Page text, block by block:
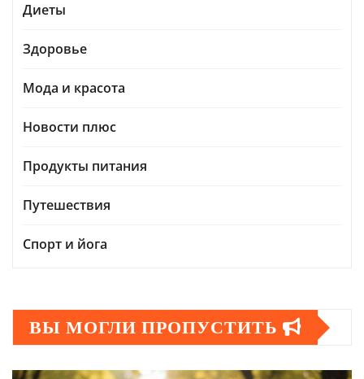
Диеты
Здоровье
Мода и красота
Новости плюс
Продукты питания
Путешествия
Спорт и йога
ВЫ МОГЛИ ПРОПУСТИТЬ